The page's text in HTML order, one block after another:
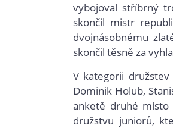
vybojoval stříbrný
skončil mistr
dvojnásobnému
skončil těsně za
V kategorii
Dominik Holub,
anketě druhé místo
družstvu juniorů,